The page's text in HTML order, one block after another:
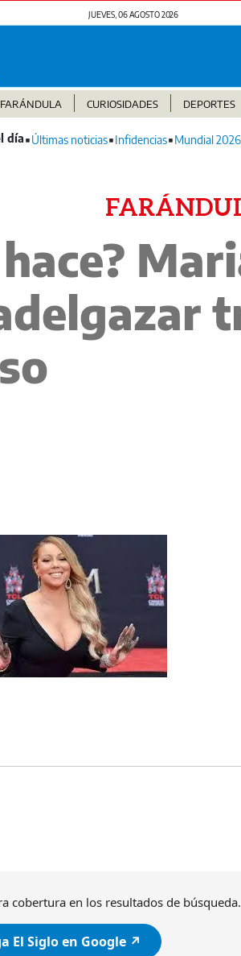
JUEVES, 06 AGOSTO 2026
FARÁNDULA CURIOSIDADES DEPORTES
Últimas noticias Infidencias Mundial 2026
cobertura en los resultados de búsqueda.
El Siglo en Google ↗️